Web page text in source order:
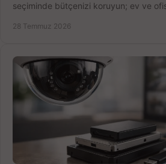
seçiminde bütçenizi koruyun; ev ve
28 Temmuz 2026